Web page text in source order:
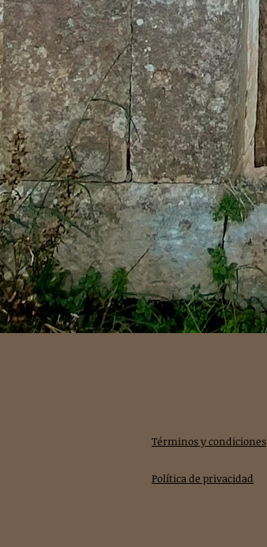
Términos y condiciones
Política de privacidad